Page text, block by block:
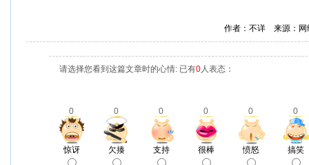
作者：不详 来源：
请选择您看到这篇文章时的心情: 已有0人表态：
0 0 0 0 0 0
惊讶 欠揍 支持 很棒 愤怒 搞笑